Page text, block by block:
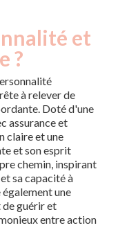
et
?
à relever de
Doté d'une
assurance et
claire et une
et son esprit
chemin, inspirant
sa capacité à
une
guérir et
entre action